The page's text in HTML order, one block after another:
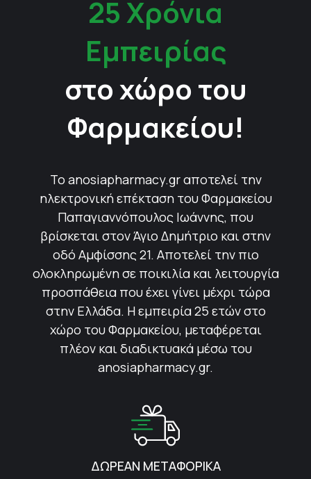
25 Χρόνια
Εμπειρίας
στο χώρο του
Φαρμακείου!
Το anosiapharmacy.gr αποτελεί την
ηλεκτρονική επέκταση του Φαρμακείου
Παπαγιαννόπουλος Ιωάννης, που
βρίσκεται στον Άγιο Δημήτριο και στην
οδό Αμφίσσης 21. Αποτελεί την πιο
ολοκληρωμένη σε ποικιλία και λειτουργία
προσπάθεια που έχει γίνει μέχρι τώρα
στην Ελλάδα. Η εμπειρία 25 ετών στο
χώρο του Φαρμακείου, μεταφέρεται
πλέον και διαδικτυακά μέσω του
anosiapharmacy.gr.
ΔΩΡΕΑΝ ΜΕΤΑΦΟΡΙΚΑ